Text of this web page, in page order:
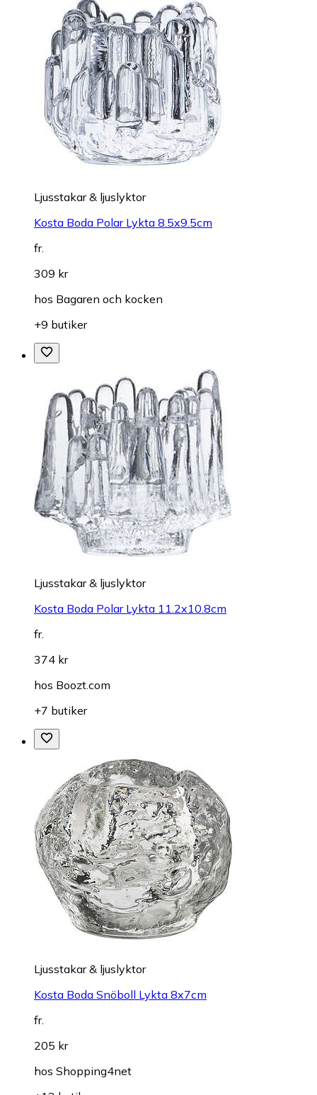
Ljusstakar & ljuslyktor
Kosta Boda Polar Lykta 8.5x9.5cm
fr.
309 kr
hos Bagaren och kocken
+9 butiker
Ljusstakar & ljuslyktor
Kosta Boda Polar Lykta 11.2x10.8cm
fr.
374 kr
hos Boozt.com
+7 butiker
Ljusstakar & ljuslyktor
Kosta Boda Snöboll Lykta 8x7cm
fr.
205 kr
hos Shopping4net